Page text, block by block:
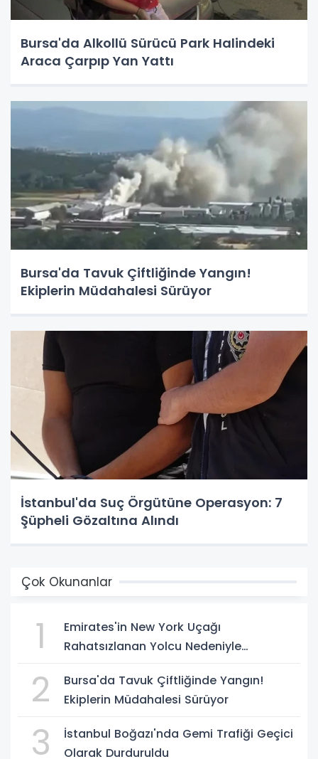
Bursa'da Alkollü Sürücü Park Halindeki
Araca Çarpıp Yan Yattı
Bursa'da Tavuk Çiftliğinde Yangın!
Ekiplerin Müdahalesi Sürüyor
İstanbul'da Suç Örgütüne Operasyon: 7
Şüpheli Gözaltına Alındı
Çok Okunanlar
1
Emirates'in New York Uçağı
Rahatsızlanan Yolcu Nedeniyle
2
Bursa'da Tavuk Çiftliğinde Yangın!
Ekiplerin Müdahalesi Sürüyor
3
İstanbul Boğazı'nda Gemi Trafiği Geçici
Olarak Durduruldu